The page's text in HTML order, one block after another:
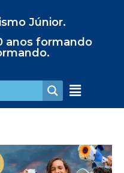
Júnior.
anos formando